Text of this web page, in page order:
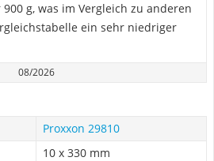
g, was im Vergleich zu anderen
ein sehr niedriger
08/2026
Proxxon 29810
10 x 330 mm